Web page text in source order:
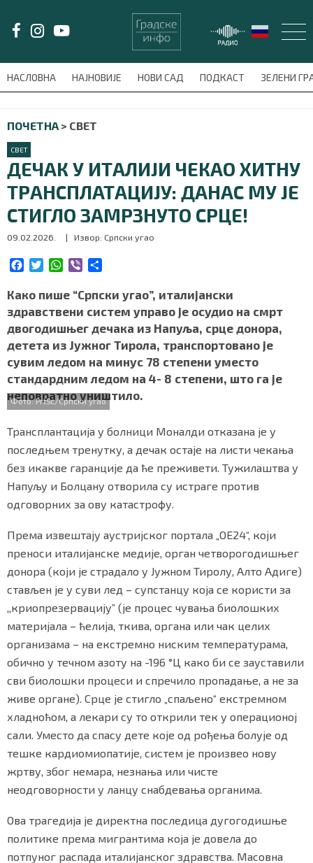
НАСЛОВНА НАЈНОВИЈЕ НОВИ САД ПОДКАСТ ЗЕЛЕНИ
meni'); $this_item = current( wp_filter_object_list(
ПОЧЕТНА > СВЕТ
СВЕТ
ДЕЧАК У ИТАЛИЈИ ЧЕКАО ХИТНУ
ТРАНСПЛАТАЦИЈУ: ДАНАС МУ ЈЕ
СТИГЛО ЗАМРЗНУТО СРЦЕ!
09.02.2026. | Извор: Српски угао
c
e
b
o
o
k
i
t
t
e
r
W
a
t
s
A
p
p
b
e
r
a
r
e
Како пише “Српски угао”, италијански
здравствени систем управо је осудио на смрт
двогодишњег дечака из Напуља, срце донора,
детета из Јужног Тирола, транспортовано је
сувим ледом на минус 78 степени уместо
стандардним ледом на 4- 8 степени, што га је
неповратно уништило.
Фото: PrtSc/Српски угао
Трансплантација у болници Моналди отказана је у
последњем тренутку, а дечак остаје на листи чекања
без икакве гаранције да ће преживети. Тужилаштва у
Напуљу и Болцану отворила су истраге против
одговорних за ову катастрофу.
Према извештају аустријског портала „ОЕ24“, који
преноси италијанске медије, орган четворогодишњег
донора (који је страдало у Јужном Тиролу, Алто Адиге)
стављен је у суви лед – супстанцу која се користи за
,,криопрезервацију” (је процес чувања биолошких
материјала – ћелија, ткива, органа или чак целих
организама – на екстремно ниским температурама,
обично у течном азоту на -196 °Ц како би се зауставили
сви биолошки процеси и спречило пропадање, а не за
живе органе). Срце је стигло „спаљено“ екстремном
хладноћом, а лекари су то открили тек у операционој
сали. Уместо да спасу дете које од рођења болује од
тешке кардиомиопатије, систем је произвео нову
жртву, због немара, незнања или чисте
неодговорности у ланцу снабдевања органима.
Ова трагедија је директна последица дугогодишње
политике према мигрантима која је довела до
потпуног распада италијанског здравства. Масовна
LAT/ЋИР
НАСЛОВНА
НАЈНОВИЈЕ
НОВИ САД
ПОДКАСТ
ЗЕЛЕНИ ГРАД
ВИДЕО
СПЕЦИЈАЛИ
БЛОГ
СРБИЈА
ЖИВОТ И СТИЛ
СПОРТ
БИЗНИС
redakcija@gradskeinfo.rs
ПРАТИТЕ НАС
Маркетинг|Услови коришћења|Политика
ПРЕУЗМИТЕ НАШУ АПЛИКАЦИЈУ